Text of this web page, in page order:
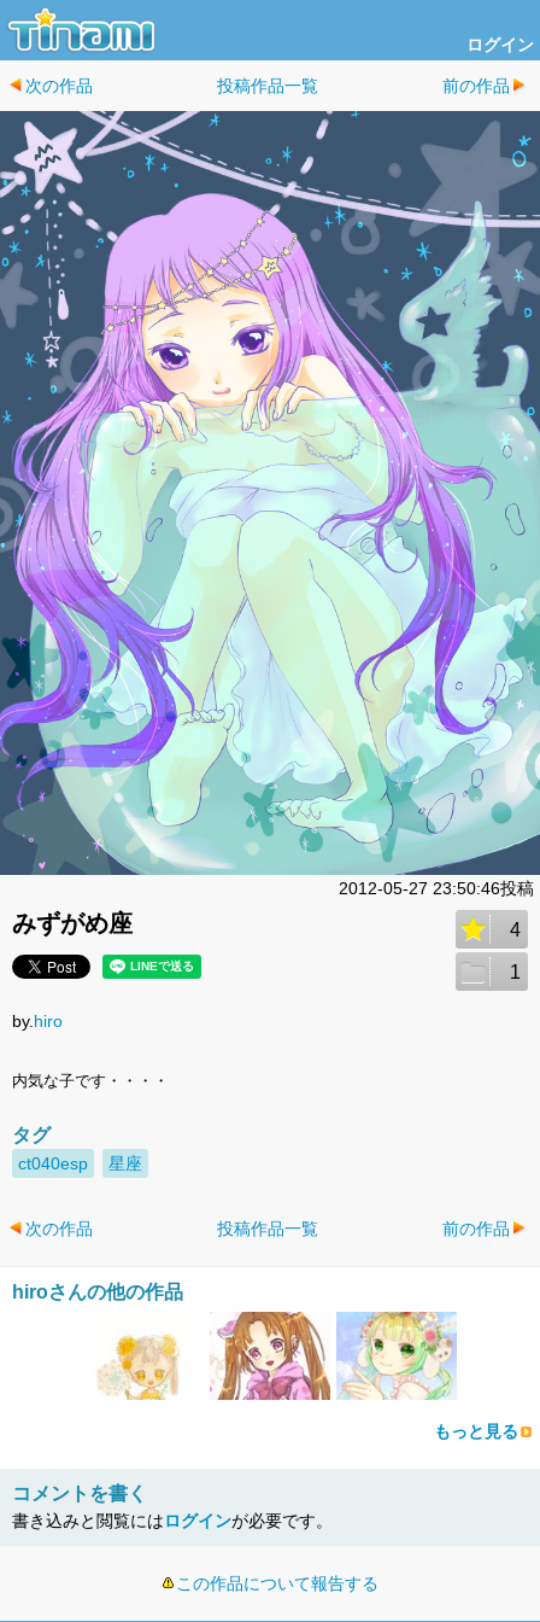
ログイン
次の作品 投稿作品一覧 前の作品
2012-05-27 23:50:46投稿
みずがめ座 4
1
by.hiro
内気な子です・・・・
タグ
ct040esp 星座
次の作品 投稿作品一覧 前の作品
hiroさんの他の作品
もっと見る
コメントを書く
書き込みと閲覧にはログインが必要です。
この作品について報告する